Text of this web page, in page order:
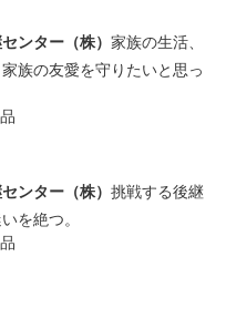
ンター（株） 家族の生活、
族の友愛を守りたいと思っ
ンター（株） 挑戦する後継
を絶つ。